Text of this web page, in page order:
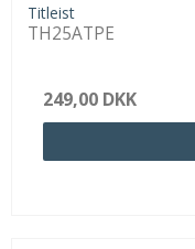
Titleist
TH25ATPE
249,00 DKK